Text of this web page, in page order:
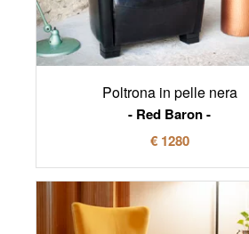
Poltrona in pelle nera
Red Baron
€ 1280